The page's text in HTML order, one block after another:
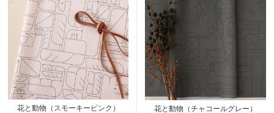
花と動物（スモーキーピンク） 花と動物（チャコールグレー）